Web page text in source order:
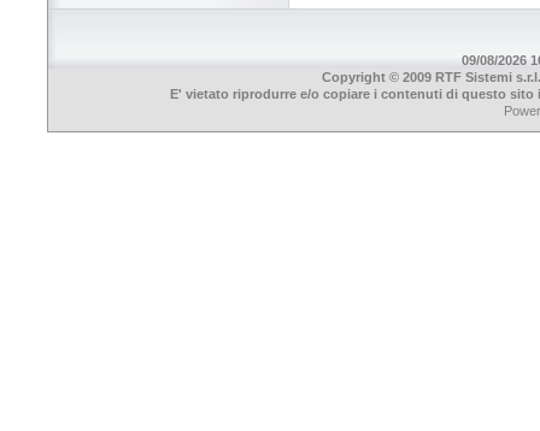
09/08/2026
Copyright © 2009 RTF Sistemi
E' vietato riprodurre e/o copiare i contenuti di questo